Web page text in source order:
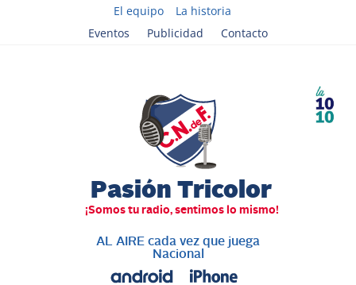
El equipo
La historia
Eventos
Publicidad Contacto
AL AIRE cada vez que juega
Nacional